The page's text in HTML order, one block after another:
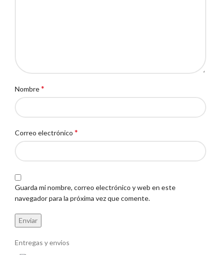
Nombre*
Correo electrónico *
Guarda mi nombre, correo electrónico y web en este
navegador para la próxima vez que comente.
Entregas y envios